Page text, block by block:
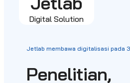
Digital Solution
Jetlab membawa digitalisasi pada
Penelitian,